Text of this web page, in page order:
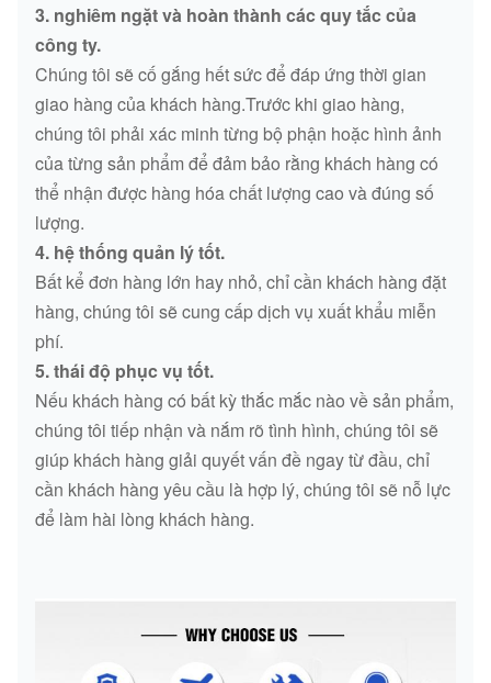
3. nghiêm ngặt và hoàn thành các quy tắc của
công ty.
Chúng tôi sẽ cố gắng hết sức để đáp ứng thời gian
giao hàng của khách hàng.Trước khi giao hàng,
chúng tôi phải xác minh từng bộ phận hoặc hình ảnh
của từng sản phẩm để đảm bảo rằng khách hàng có
thể nhận được hàng hóa chất lượng cao và đúng số
lượng.
4. hệ thống quản lý tốt.
Bất kể đơn hàng lớn hay nhỏ, chỉ cần khách hàng đặt
hàng, chúng tôi sẽ cung cấp dịch vụ xuất khẩu miễn
phí.
5. thái độ phục vụ tốt.
Nếu khách hàng có bất kỳ thắc mắc nào về sản phẩm,
chúng tôi tiếp nhận và nắm rõ tình hình, chúng tôi sẽ
giúp khách hàng giải quyết vấn đề ngay từ đầu, chỉ
cần khách hàng yêu cầu là hợp lý, chúng tôi sẽ nỗ lực
để làm hài lòng khách hàng.